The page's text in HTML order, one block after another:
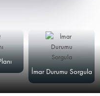
İmar Durumu Sorgula